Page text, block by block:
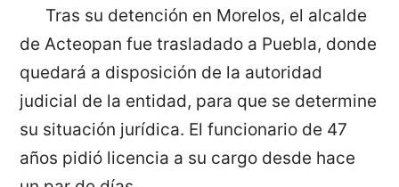
Tras su detención en Morelos, el alcalde
de Acteopan fue trasladado a Puebla, donde
quedará a disposición de la autoridad
judicial de la entidad, para que se determine
su situación jurídica. El funcionario de 47
años pidió licencia a su cargo desde hace